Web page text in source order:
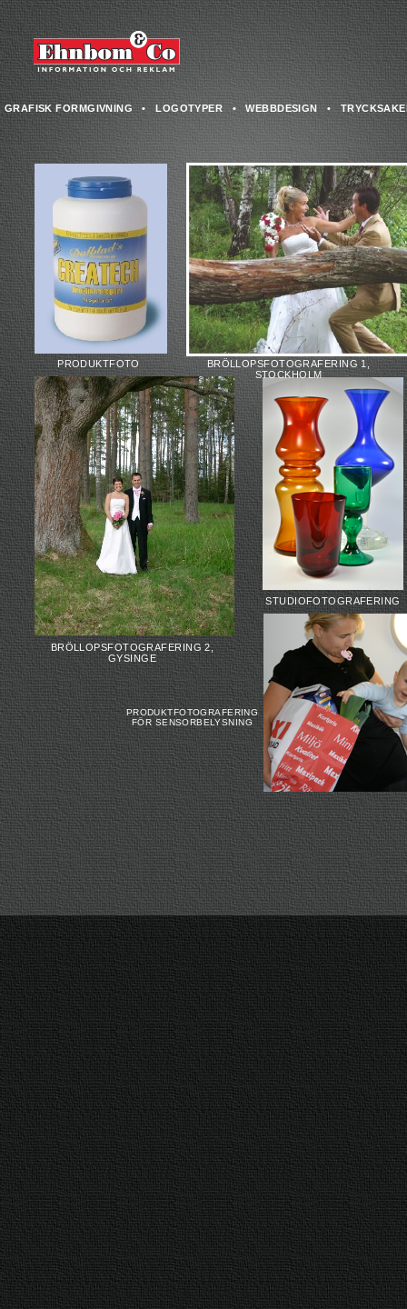
GRAFISK FORMGIVNING•LOGOTYPER•WEBBDESIGN •
BRÖLLOPSFOTOGRAFERING 1,
STOCKHOLM
BRÖLLOPSFOTOGRAFERING 2,
GYSINGE
PRODUKTFOTO
STUDIOFOTOGRAFERING
PRODUKTFOTOGRAFERING
FÖR SENSORBELYSNING